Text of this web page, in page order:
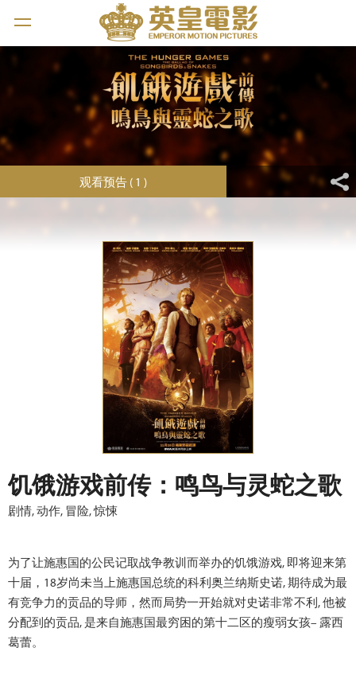
观看预告 ( 1 )
饥饿游戏前传：鸣鸟与灵蛇之歌
剧情, 动作, 冒险, 惊悚
为了让施惠国的公民记取战争教训而举办的饥饿游戏, 即将迎来第
十届，18岁尚未当上施惠国总统的科利奥兰纳斯史诺, 期待成为最
有竞争力的贡品的导师，然而局势一开始就对史诺非常不利, 他被
分配到的贡品, 是来自施惠国最穷困的第十二区的瘦弱女孩– 露西
葛蕾。